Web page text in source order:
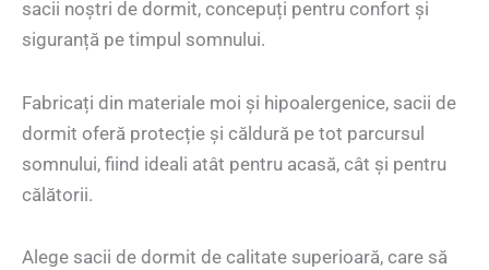
sacii noștri de dormit, concepuți pentru confort și
siguranță pe timpul somnului.
Fabricați din materiale moi și hipoalergenice, sacii de
dormit oferă protecție și căldură pe tot parcursul
somnului, fiind ideali atât pentru acasă, cât și pentru
călătorii.
Alege sacii de dormit de calitate superioară, care să